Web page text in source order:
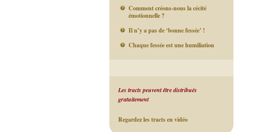
Comment créons-nous la cécité
émotionnelle ?
Il n’y a pas de ‘bonne fessée’ !
Chaque fessée est une humiliation
Les tracts peuvent être distribués
gratuitement
Regardez les tracts en vidéo